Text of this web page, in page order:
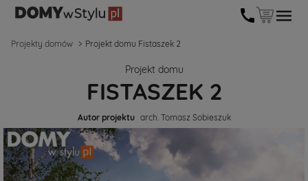
Projekty domów Projekt domu Fistaszek 2
Projekt domu
FISTASZEK 2
Autor projektu arch. Tomasz Sobieszuk